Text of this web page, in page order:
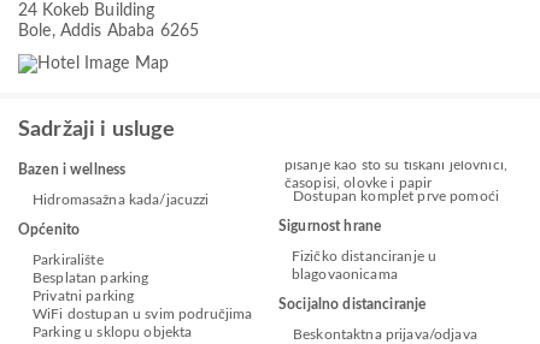
24 Kokeb Building
Bole, Addis Ababa 6265
Sadržaji i usluge
Bazen i wellness
Hidromasažna kada/jacuzzi
Općenito
Parkiralište
Besplatan parking
Privatni parking
WiFi dostupan u svim područjima
Parking u sklopu objekta
pisanje kao što su tiskani jelovnici,
časopisi, olovke i papir
Dostupan komplet prve pomoći
Sigurnost hrane
Fizičko distanciranje u
blagovaonicama
Socijalno distanciranje
Beskontaktna prijava/odjava